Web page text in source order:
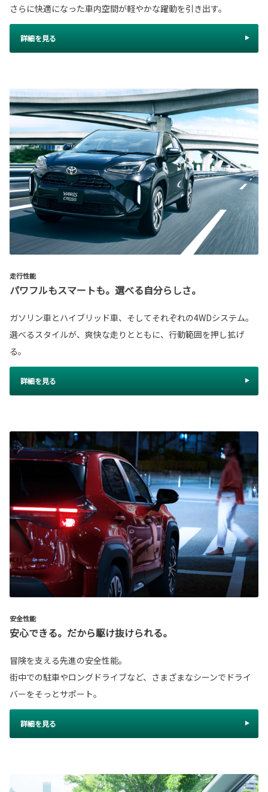
さらに快適になった車内空間が軽やかな躍動を引き出す。
詳細を見る
走行性能
パワフルもスマートも。選べる自分らしさ。
ガソリン車とハイブリッド車、そしてそれぞれの4WDシステム。
選べるスタイルが、爽快な走りとともに、行動範囲を押し拡げ
る。
詳細を見る
安全性能
安心できる。だから駆け抜けられる。
冒険を支える先進の安全性能。
街中での駐車やロングドライブなど、さまざまなシーンでドライ
バーをそっとサポート。
詳細を見る